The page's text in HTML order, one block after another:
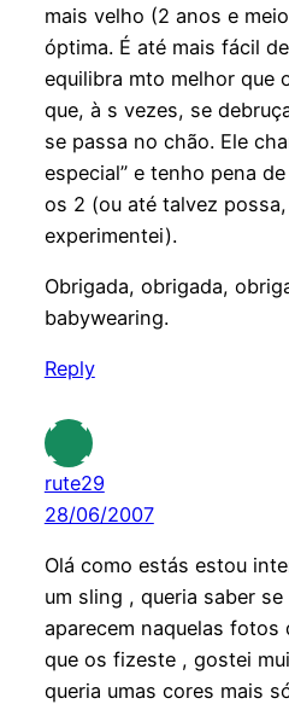
mais velho (2 anos e
óptima. É até mais fácil
equilibra mto melhor que
que, à s vezes, se
se passa no chão. Ele
especial” e tenho pena
os 2 (ou até talvez
experimentei).
Obrigada, obrigada,
babywearing.
Reply
rute29
28/06/2007
Olá como estás estou
um sling , queria saber
aparecem naquelas fotos
que os fizeste , gostei
queria umas cores mais